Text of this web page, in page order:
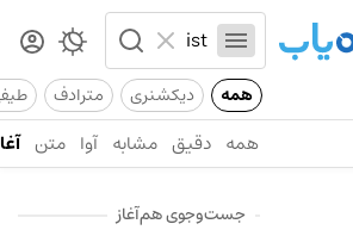
همه دیکشنری مترادف
همه دقیق مشابه آوا متن
جست‌وجوی هم‌آغاز